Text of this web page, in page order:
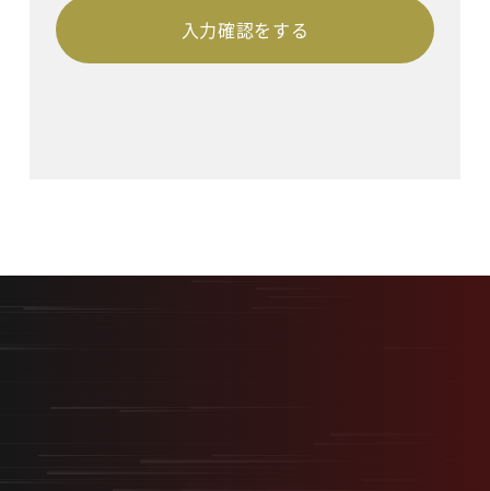
入力確認をする